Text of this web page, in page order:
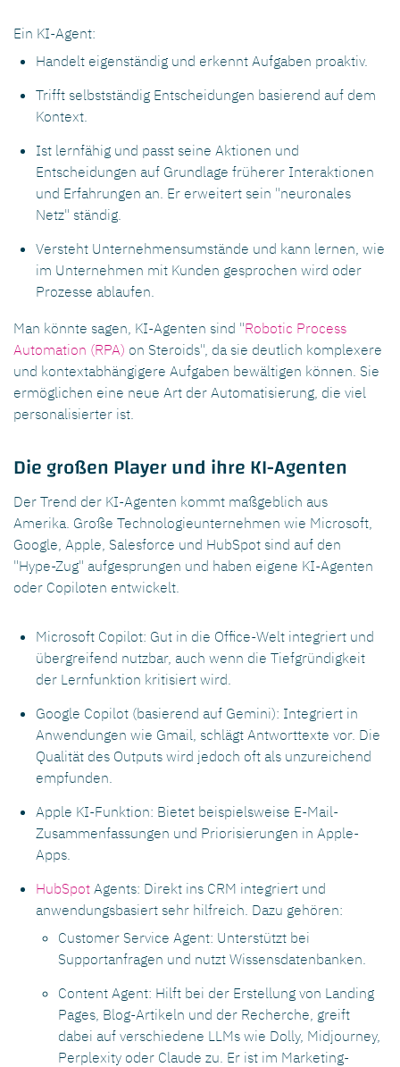
Ein KI-Agent:
Handelt eigenständig und erkennt Aufgaben proaktiv.
Trifft selbstständig Entscheidungen basierend auf dem
Kontext.
Ist lernfähig und passt seine Aktionen und
Entscheidungen auf Grundlage früherer Interaktionen
und Erfahrungen an. Er erweitert sein "neuronales
Netz" ständig.
Versteht Unternehmensumstände und kann lernen, wie
im Unternehmen mit Kunden gesprochen wird oder
Prozesse ablaufen.
Man könnte sagen, KI-Agenten sind "Robotic Process
Automation (RPA) on Steroids", da sie deutlich komplexere
und kontextabhängigere Aufgaben bewältigen können. Sie
ermöglichen eine neue Art der Automatisierung, die viel
personalisierter ist.
Die großen Player und ihre KI-Agenten
Der Trend der KI-Agenten kommt maßgeblich aus
Amerika. Große Technologieunternehmen wie Microsoft,
Google, Apple, Salesforce und HubSpot sind auf den
"Hype-Zug" aufgesprungen und haben eigene KI-Agenten
oder Copiloten entwickelt.
Microsoft Copilot: Gut in die Office-Welt integriert und
übergreifend nutzbar, auch wenn die Tiefgründigkeit
der Lernfunktion kritisiert wird.
Google Copilot (basierend auf Gemini): Integriert in
Anwendungen wie Gmail, schlägt Antworttexte vor. Die
Qualität des Outputs wird jedoch oft als unzureichend
empfunden.
Apple KI-Funktion: Bietet beispielsweise E-Mail-
Zusammenfassungen und Priorisierungen in Apple-
Apps.
HubSpot Agents: Direkt ins CRM integriert und
anwendungsbasiert sehr hilfreich. Dazu gehören:
Customer Service Agent: Unterstützt bei
Supportanfragen und nutzt Wissensdatenbanken.
Content Agent: Hilft bei der Erstellung von Landing
Pages, Blog-Artikeln und der Recherche, greift
dabei auf verschiedene LLMs wie Dolly, Midjourney,
Perplexity oder Claude zu. Er ist im Marketing-